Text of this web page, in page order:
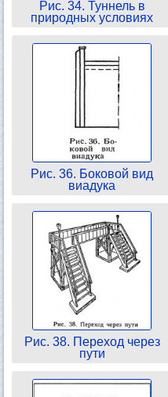
Рис. 34. Туннель в
природных условиях
Рис. 36. Боковой вид
виадука
Рис. 38. Переход через
пути